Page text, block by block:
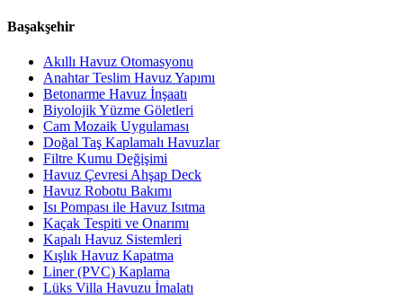
Başakşehir
Akıllı Havuz Otomasyonu
Anahtar Teslim Havuz Yapımı
Betonarme Havuz İnşaatı
Biyolojik Yüzme Göletleri
Cam Mozaik Uygulaması
Doğal Taş Kaplamalı Havuzlar
Filtre Kumu Değişimi
Havuz Çevresi Ahşap Deck
Havuz Robotu Bakımı
Isı Pompası ile Havuz Isıtma
Kaçak Tespiti ve Onarımı
Kapalı Havuz Sistemleri
Kışlık Havuz Kapatma
Liner (PVC) Kaplama
Lüks Villa Havuzu İmalatı